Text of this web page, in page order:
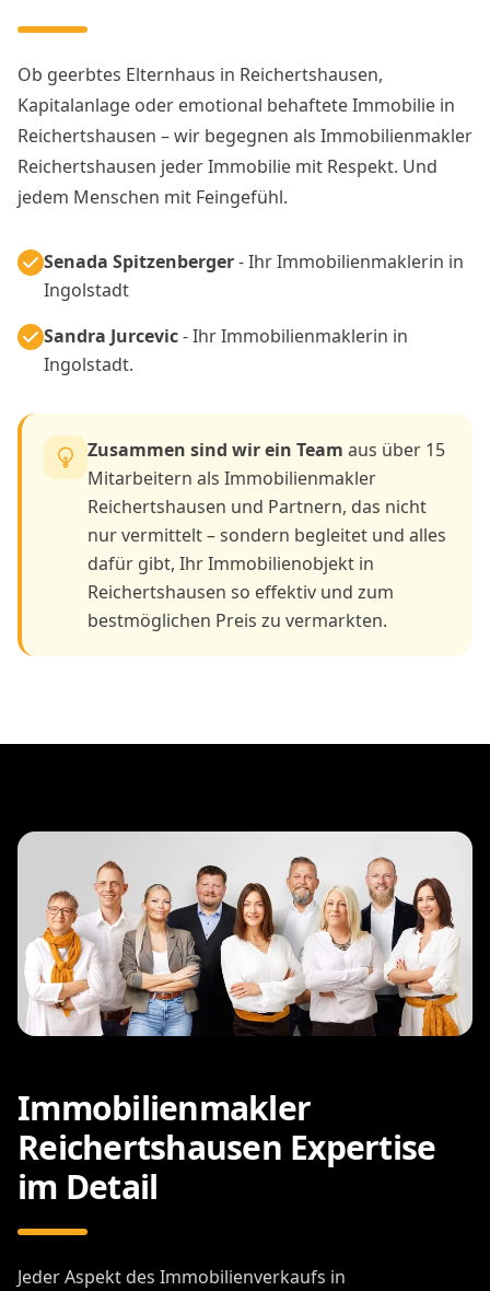
Ob geerbtes Elternhaus in Reichertshausen,
Kapitalanlage oder emotional behaftete Immobilie in
Reichertshausen – wir begegnen als Immobilienmakler
Reichertshausen jeder Immobilie mit Respekt. Und
jedem Menschen mit Feingefühl.
Senada Spitzenberger- Ihr Immobilienmaklerin in
Ingolstadt
Sandra Jurcevic- Ihr Immobilienmaklerin in
Ingolstadt.
Zusammen sind wir ein Team aus über 15
Mitarbeitern als Immobilienmakler
Reichertshausen und Partnern, das nicht
nur vermittelt – sondern begleitet und alles
dafür gibt, Ihr Immobilienobjekt in
Reichertshausen so effektiv und zum
bestmöglichen Preis zu vermarkten.
Immobilienmakler
Reichertshausen Expertise
im Detail
Jeder Aspekt des Immobilienverkaufs in